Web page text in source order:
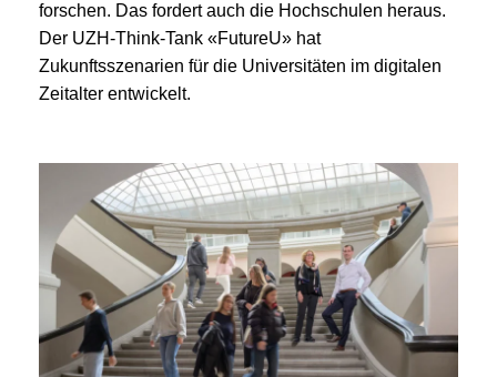
forschen. Das fordert auch die Hochschulen heraus.
Der UZH-Think-Tank «FutureU» hat
Zukunftsszenarien für die Universitäten im digitalen
Zeitalter entwickelt.